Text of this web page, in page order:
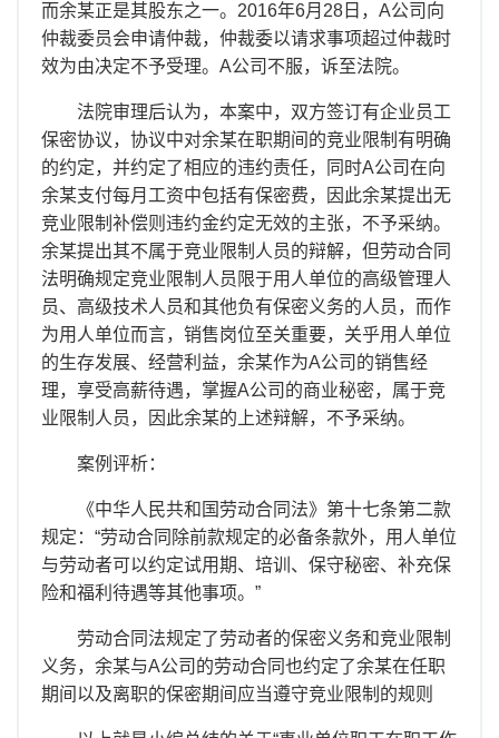
而余某正是其股东之一。2016年6月28日，A公司向
仲裁委员会申请仲裁，仲裁委以请求事项超过仲裁时
效为由决定不予受理。A公司不服，诉至法院。
法院审理后认为，本案中，双方签订有企业员工
保密协议，协议中对余某在职期间的竞业限制有明确
的约定，并约定了相应的违约责任，同时A公司在向
余某支付每月工资中包括有保密费，因此余某提出无
竞业限制补偿则违约金约定无效的主张，不予采纳。
余某提出其不属于竞业限制人员的辩解，但劳动合同
法明确规定竞业限制人员限于用人单位的高级管理人
员、高级技术人员和其他负有保密义务的人员，而作
为用人单位而言，销售岗位至关重要，关乎用人单位
的生存发展、经营利益，余某作为A公司的销售经
理，享受高薪待遇，掌握A公司的商业秘密，属于竞
业限制人员，因此余某的上述辩解，不予采纳。
案例评析：
《中华人民共和国劳动合同法》第十七条第二款
规定：“劳动合同除前款规定的必备条款外，用人单位
与劳动者可以约定试用期、培训、保守秘密、补充保
险和福利待遇等其他事项。”
劳动合同法规定了劳动者的保密义务和竞业限制
义务，余某与A公司的劳动合同也约定了余某在任职
期间以及离职的保密期间应当遵守竞业限制的规则